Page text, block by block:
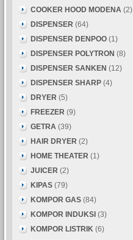
COOKER HOOD MODENA (2)
DISPENSER (64)
DISPENSER DENPOO (1)
DISPENSER POLYTRON (8)
DISPENSER SANKEN (12)
DISPENSER SHARP (4)
DRYER (5)
FREEZER (9)
GETRA (39)
HAIR DRYER (2)
HOME THEATER (1)
JUICER (2)
KIPAS (79)
KOMPOR GAS (84)
KOMPOR INDUKSI (3)
KOMPOR LISTRIK (6)